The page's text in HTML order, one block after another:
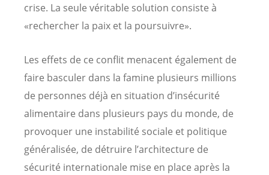
crise. La seule véritable solution consiste à
«rechercher la paix et la poursuivre».
Les effets de ce conflit menacent également de
faire basculer dans la famine plusieurs millions
de personnes déjà en situation d’insécurité
alimentaire dans plusieurs pays du monde, de
provoquer une instabilité sociale et politique
généralisée, de détruire l’architecture de
sécurité internationale mise en place après la